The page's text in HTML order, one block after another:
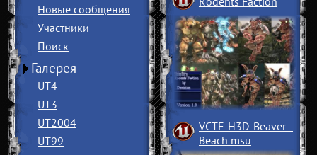
Новые сообщения
Участники
Поиск
Галерея
UT4
UT3
UT2004
UT99
VCTF-H3D-Beaver ­
Beach msu